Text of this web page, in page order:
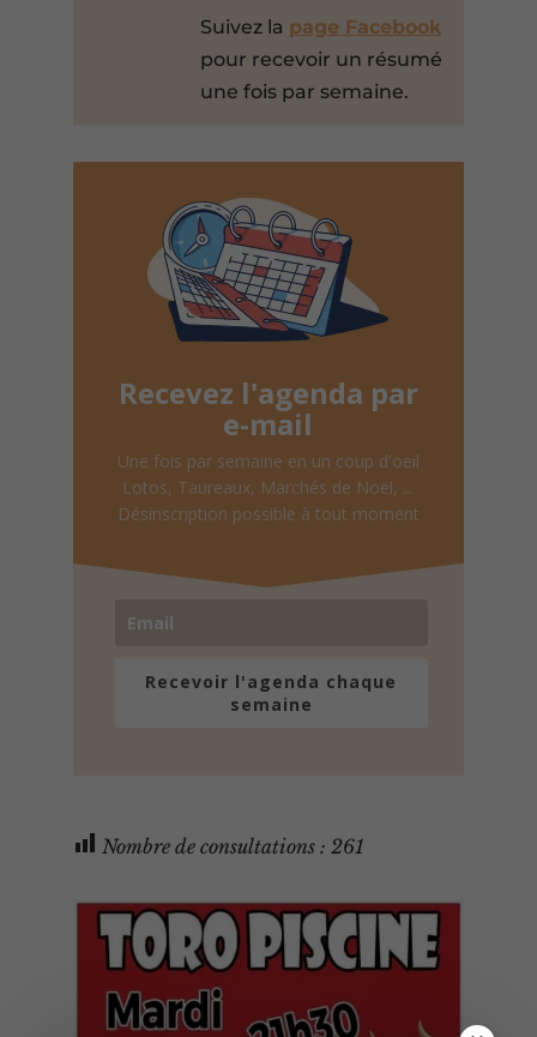
Suivez la page Facebook
pour recevoir un résumé
une fois par semaine.
Recevez l'agenda par
e-mail
Une fois par semaine en un coup d'oeil
Lotos, Taureaux, Marchés de Noël, ...
Désinscription possible à tout moment
Recevoir l'agenda chaque
semaine
Nombre de consultations : 261